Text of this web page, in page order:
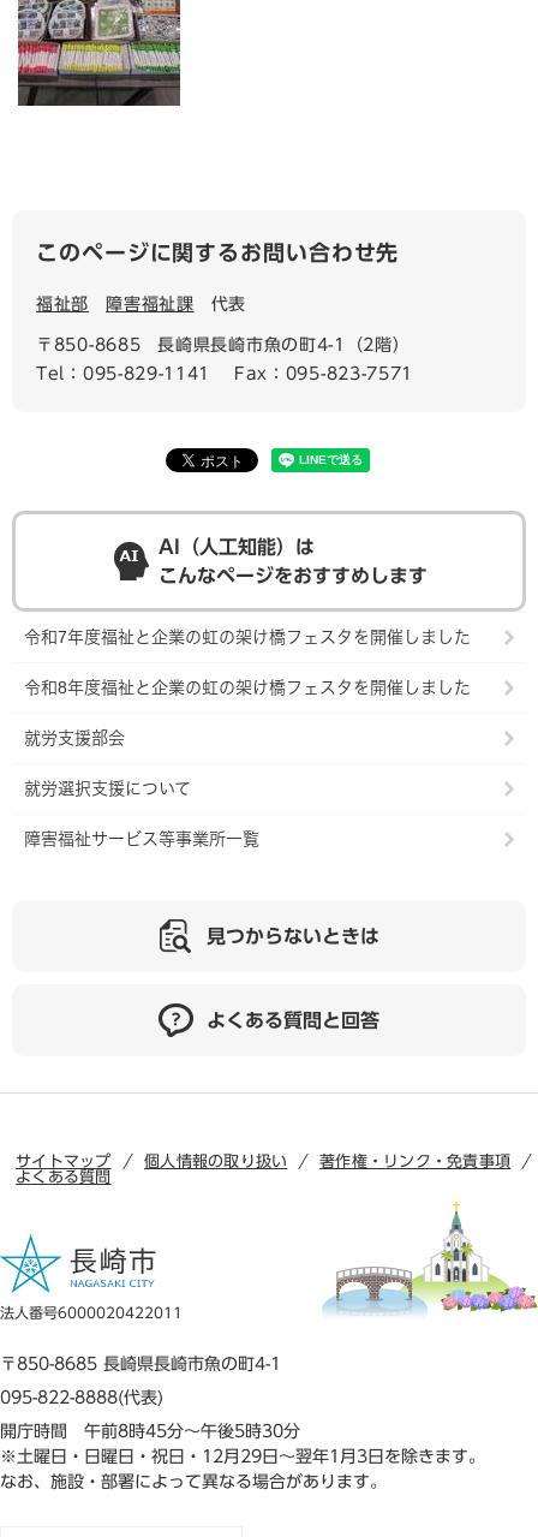
このページに関するお問い合わせ先
福祉部 障害福祉課 代表
〒850-8685
長崎県長崎市魚の町4-1（2階）
Tel：095-829-1141
Fax：095-823-7571
AI（人工知能）は
こんなページをおすすめします
令和7年度福祉と企業の虹の架け橋フェスタを開催しました
令和8年度福祉と企業の虹の架け橋フェスタを開催しました
就労支援部会
就労選択支援について
障害福祉サービス等事業所一覧
見つからないときは
よくある質問と回答
サイトマップ 個人情報の取り扱い
著作権・リンク・免責事項
よくある質問
法人番号6000020422011
〒850-8685 長崎県長崎市魚の町4-1
095-822-8888(代表)
開庁時間 午前8時45分～午後5時30分
※土曜日・日曜日・祝日・12月29日～翌年1月3日を除きます。
なお、施設・部署によって異なる場合があります。